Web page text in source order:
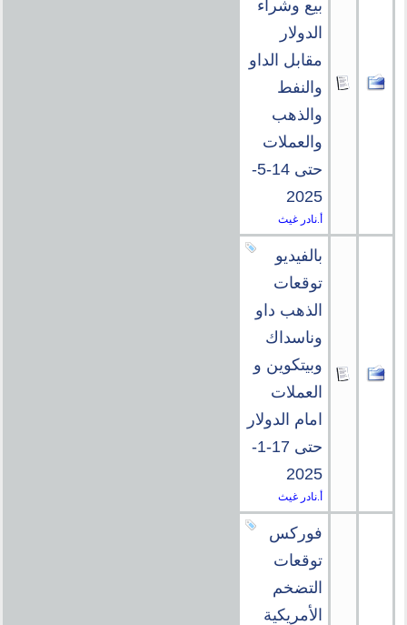
بيع وشراء
الدولار
مقابل الداو
والنفط
والذهب
والعملات
حتى 14-5-
2025
أ.نادر غيث
بالفيديو
توقعات
الذهب داو
وناسداك
وبيتكوين و
العملات
امام الدولار
حتى 17-1-
2025
أ.نادر غيث
فوركس
توقعات
التضخم
الأمريكية